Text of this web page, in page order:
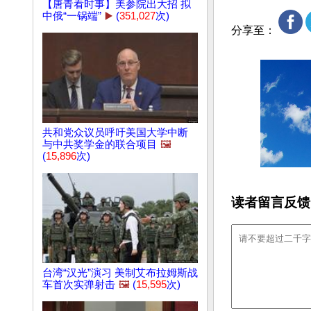
【唐青看时事】美参院出大招 拟
中俄“一锅端” ▶️ (351,027次)
共和党众议员呼吁美国大学中断
与中共奖学金的联合项目 🖼️
(15,896次)
台湾“汉光”演习 美制艾布拉姆斯战
车首次实弹射击 🖼️ (15,595次)
分享至：
读者留言反